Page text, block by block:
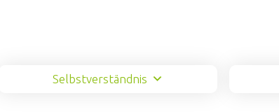
Selbstverständnis